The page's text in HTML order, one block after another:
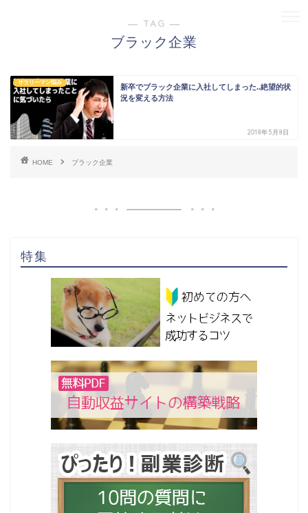
― TAG ―
ブラック企業
サラリーマン悩み
新卒でブラック企業に入社してしまった..絶望的状
況を変える方法
2018年5月8日
HOME ブラック企業
特集